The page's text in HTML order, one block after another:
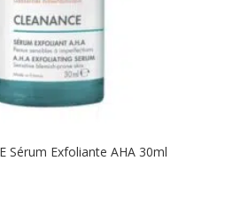
Sérum Exfoliante AHA 30ml